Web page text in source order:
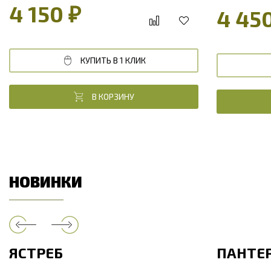
4 150 ₽
КУПИТЬ В 1 КЛИК
В КОРЗИНУ
4
НОВИНКИ
ЯСТРЕБ